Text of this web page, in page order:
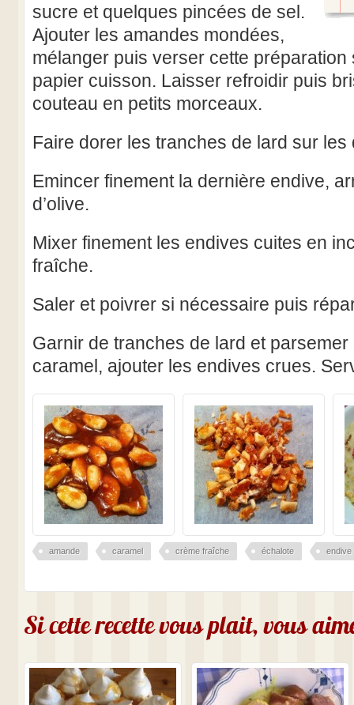
sucre et quelques pincées de sel.
Ajouter les amandes mondées,
mélanger puis verser cette préparation
papier cuisson. Laisser refroidir puis
couteau en petits morceaux.
Faire dorer les tranches de lard sur les
Emincer finement la dernière endive,
d’olive.
Mixer finement les endives cuites en
fraîche.
Saler et poivrer si nécessaire puis
Garnir de tranches de lard et parsemer
caramel, ajouter les endives crues.
amande caramel crème fraîche échalote endive
Si cette recette vous plait, vous